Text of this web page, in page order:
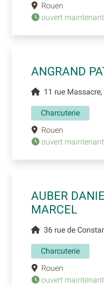
Rouen
ouvert maintenant
ANGRAND
11 rue
Charcuterie
Rouen
ouvert maintenant
AUBER
MARCEL
36 rue de
Charcuterie
Rouen
ouvert maintenant